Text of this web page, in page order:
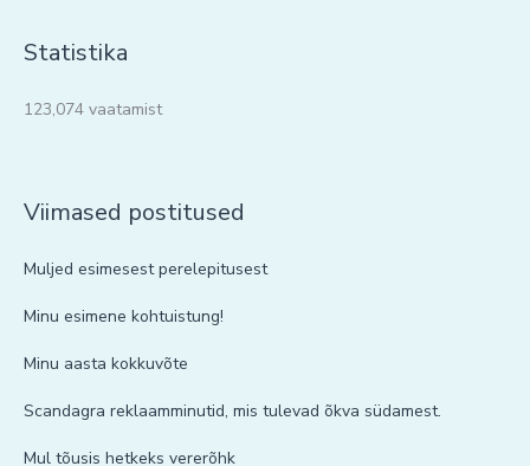
Statistika
123,074 vaatamist
Viimased postitused
Muljed esimesest perelepitusest
Minu esimene kohtuistung!
Minu aasta kokkuvõte
Scandagra reklaamminutid, mis tulevad õkva südamest.
Mul tõusis hetkeks vererõhk